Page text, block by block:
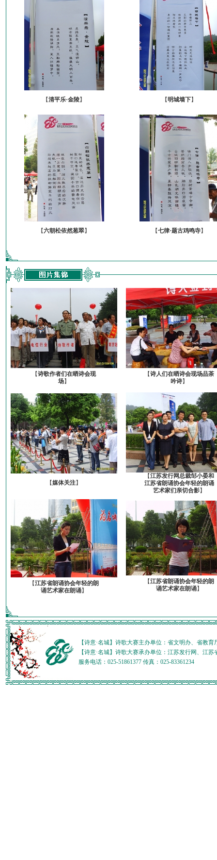
【清平乐·金陵】 【明城墙下】
【六朝松依然葱翠】 【七律·题古鸡鸣寺】
【诗歌作者们在晒诗会现
场】
【诗人们在晒诗会现场品茶
吟诗】
【媒体关注】
【江苏发行网总裁邹小晏和
江苏省朗诵协会年轻的朗诵
艺术家们亲切合影】
【江苏省朗诵协会年轻的朗
诵艺术家在朗诵】
【江苏省朗诵协会年轻的朗
诵艺术家在朗诵】
【诗意·名城】诗歌大赛主办单位：省文明办、省教
【诗意·名城】诗歌大赛承办单位：江苏发行网、江
服务电话：025-51861377 传真：025-83361234